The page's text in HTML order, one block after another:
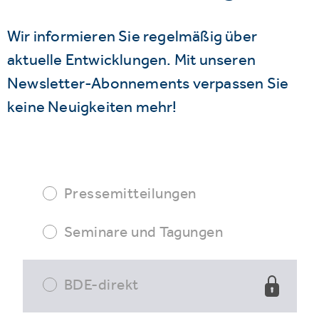
Wir informieren Sie regelmäßig über
aktuelle Entwicklungen. Mit unseren
Newsletter-Abonnements verpassen Sie
keine Neuigkeiten mehr!
Pressemitteilungen
Seminare und Tagungen
BDE-direkt